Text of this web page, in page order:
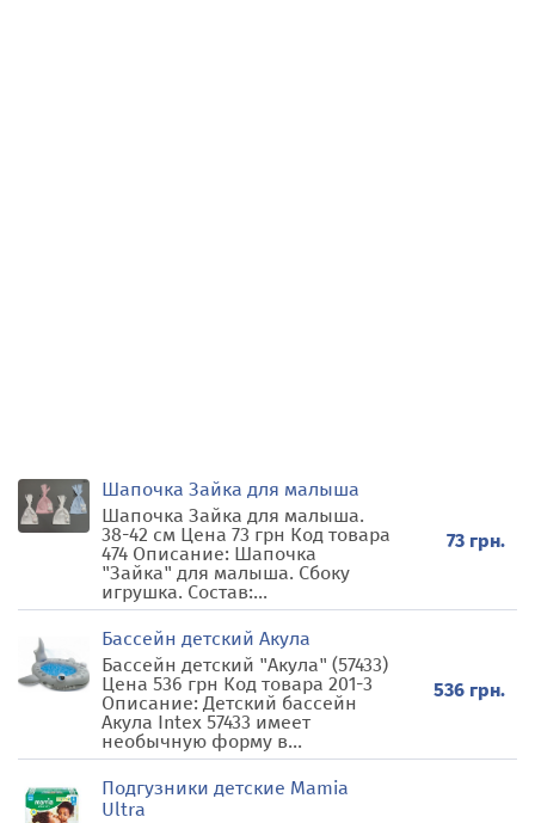
Шапочка Зайка для малыша
Шапочка Зайка для малыша.
38-42 см Цена 73 грн Код товара
474 Описание: Шапочка
"Зайка" для малыша. Сбоку
игрушка. Состав:...
73 грн.
Бассейн детский Акула
Бассейн детский "Акула" (57433)
Цена 536 грн Код товара 201-3
Описание: Детский бассейн
Акула Intex 57433 имеет
необычную форму в...
536 грн.
Подгузники детские Mamia
Ultra